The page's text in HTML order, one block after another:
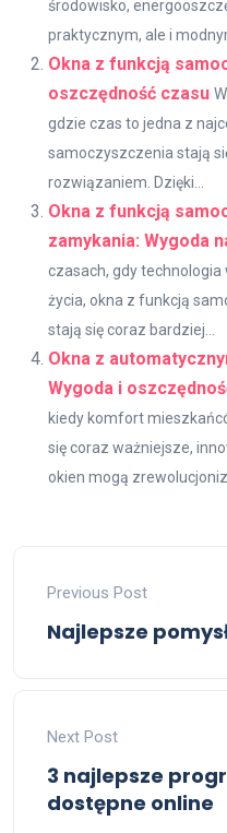
środowisko,
praktycznym, ale i
Okna z funkcją
oszczędność czasu
gdzie czas to jedna z
samoczyszczenia stają
rozwiązaniem. Dzięki...
Okna z funkcją
zamykania: Wygoda
czasach, gdy
życia, okna z funkcją
stają się coraz bardziej...
Okna z
Wygoda i
kiedy komfort
się coraz ważniejsze,
okien mogą
Previous Post
Najlepsze
Next Post
3 najlepsze
dostępne online